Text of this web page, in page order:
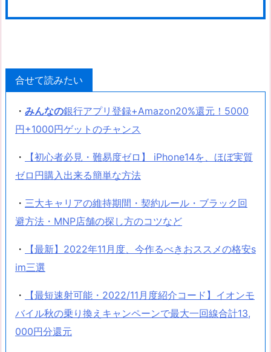
合せて読みたい
・ みんなの銀行アプリ登録+Amazon20%還元！5000
円+1000円ゲットのチャンス
・
【初心者必見・難易度ゼロ】 iPhone14を、ほぼ実質
ゼロ円購入出来る簡単な方法
・ 三大キャリアの維持期間・契約ルール・ブラック回
避方法・MNP店舗の探し方のコツなど
・
【最新】2022年11月度、今作るべきおススメの格安s
im三選
・
【最短速射可能・2022/11月度紹介コード】イオンモ
バイル秋の乗り換えキャンペーンで最大一回線合計13,
000円分還元